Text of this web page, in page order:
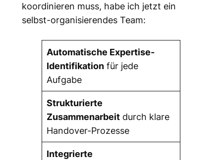
koordinieren muss, habe ich jetzt ein
selbst-organisierendes Team:
Automatische Expertise-
Identifikationfür jede
Aufgabe
Strukturierte
Zusammenarbeitdurch klare
Handover-Prozesse
Integrierte